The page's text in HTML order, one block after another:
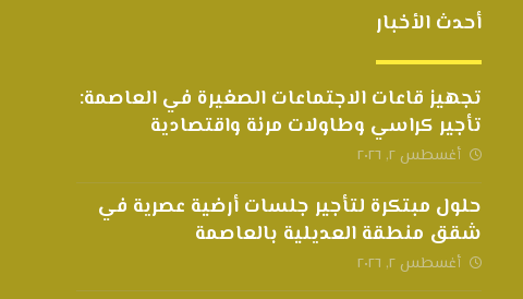
أحدث الأخبار
تجهيز قاعات الاجتماعات الصغيرة في العاصمة:
تأجير كراسي وطاولات مرنة واقتصادية
أغسطس ٢, ٢٠٢٦
حلول مبتكرة لتأجير جلسات أرضية عصرية في
شقق منطقة العديلية بالعاصمة
أغسطس ٢, ٢٠٢٦